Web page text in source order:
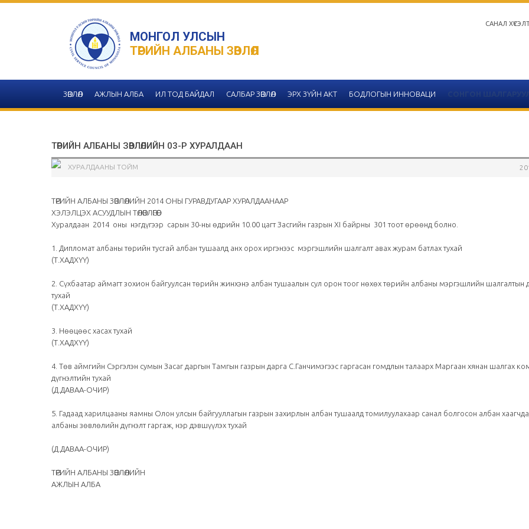
МОНГОЛ УЛСЫН
ТӨРИЙН АЛБАНЫ ЗӨВЛӨЛ
САНАЛ
ЗӨВЛӨЛ АЖЛЫН АЛБА ИЛ ТОД БАЙДАЛ САЛБАР ЗӨВЛӨЛ ЭРХ ЗҮЙН АКТ БОДЛОГЫН ИННОВАЦИ
ТӨРИЙН АЛБАНЫ ЗӨВЛӨЛИЙН 03-Р ХУРАЛДААН
ХУРАЛДААНЫ ТОЙМ
ТӨРИЙН АЛБАНЫ ЗӨВЛӨЛИЙН 2014 ОНЫ ГУРАВДУГААР ХУРАЛДААНААР
ХЭЛЭЛЦЭХ АСУУДЛЫН ТӨЛӨВЛӨГӨӨ
Хуралдаан 2014 оны нэгдүгээр сарын 30-ны өдрийн 10.00 цагт Засгийн газрын ХI байрны 301 тоот өрөөнд болно.
1. Дипломат албаны төрийн тусгай албан тушаалд анх орох иргэнээс мэргэшлийн шалгалт авах журам батлах тухай
(Т.ХАДХҮҮ)
2. Сүхбаатар аймагт зохион байгуулсан төрийн жинхэнэ албан тушаалын сул орон тоог нөхөх төрийн албаны мэргэшлийн шалгалтын
тухай
(Т.ХАДХҮҮ)
3. Нөөцөөс хасах тухай
(Т.ХАДХҮҮ)
4. Төв аймгийн Сэргэлэн сумын Засаг даргын Тамгын газрын дарга С.Ганчимэгээс гаргасан гомдлын талаарх Маргаан хянан шалгах
дүгнэлтийн тухай
(Д.ДАВАА-ОЧИР)
5. Гадаад харилцааны яамны Олон улсын байгууллагын газрын захирлын албан тушаалд томилуулахаар санал болгосон албан
албаны зөвлөлийн дүгнэлт гаргаж, нэр дэвшүүлэх тухай
(Д.ДАВАА-ОЧИР)
ТӨРИЙН АЛБАНЫ ЗӨВЛӨЛИЙН
АЖЛЫН АЛБА
Улаанбаатар